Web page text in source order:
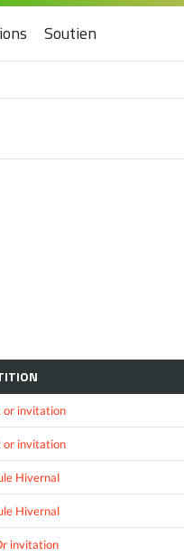
Soutien
or invitation
or invitation
Hivernal
Hivernal
invitation